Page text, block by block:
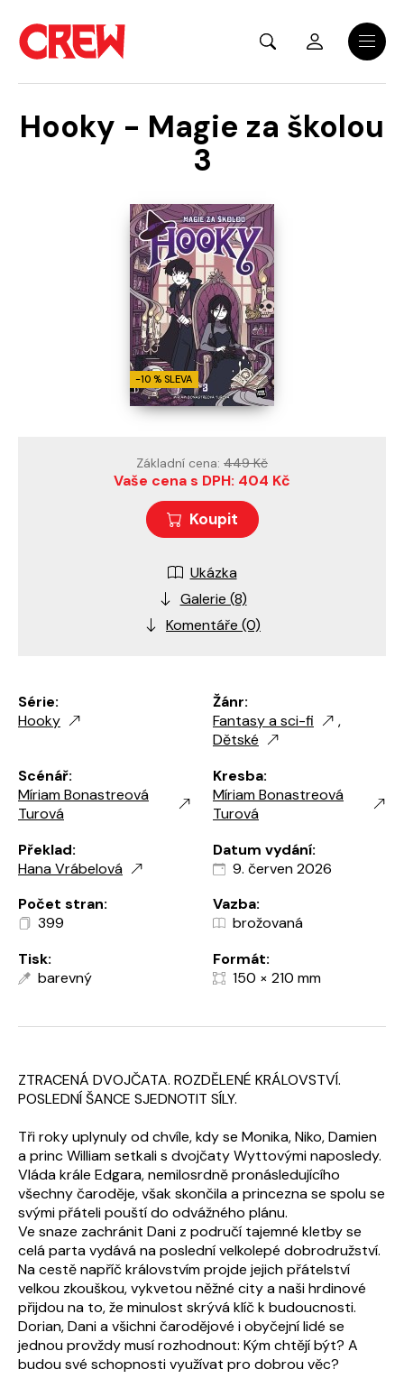
Menu
Hooky - Magie za školou
3
-10 % SLEVA
Série:
Hooky
Žánr:
Fantasy a sci-fi
,
Dětské
Scénář:
Míriam Bonastreová
Turová
Kresba:
Míriam Bonastreová
Turová
Překlad:
Hana Vrábelová
Datum vydání:
9. červen 2026
Počet stran:
399
Vazba:
brožovaná
Tisk:
barevný
Formát:
150 × 210 mm
Základní cena: 449 Kč
Vaše cena s DPH: 404 Kč
Koupit
Ukázka
Galerie (8)
Komentáře (0)
ZTRACENÁ DVOJČATA. ROZDĚLENÉ KRÁLOVSTVÍ.
POSLEDNÍ ŠANCE SJEDNOTIT SÍLY.
Tři roky uplynuly od chvíle, kdy se Monika, Niko, Damien
a princ William setkali s dvojčaty Wyttovými naposledy.
Vláda krále Edgara, nemilosrdně pronásledujícího
všechny čaroděje, však skončila a princezna se spolu se
svými přáteli pouští do odvážného plánu.
Ve snaze zachránit Dani z područí tajemné kletby se
celá parta vydává na poslední velkolepé dobrodružství.
Na cestě napříč královstvím projde jejich přátelství
velkou zkouškou, vykvetou něžné city a naši hrdinové
přijdou na to, že minulost skrývá klíč k budoucnosti.
Dorian, Dani a všichni čarodějové i obyčejní lidé se
jednou provždy musí rozhodnout: Kým chtějí být? A
budou své schopnosti využívat pro dobrou věc?